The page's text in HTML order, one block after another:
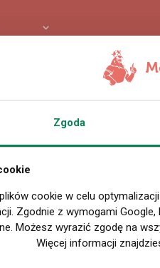
- s3
Zgoda
cookie w celu
Zgodnie z wymogami
Możesz wyrazić zgodę na
Więcej informacji